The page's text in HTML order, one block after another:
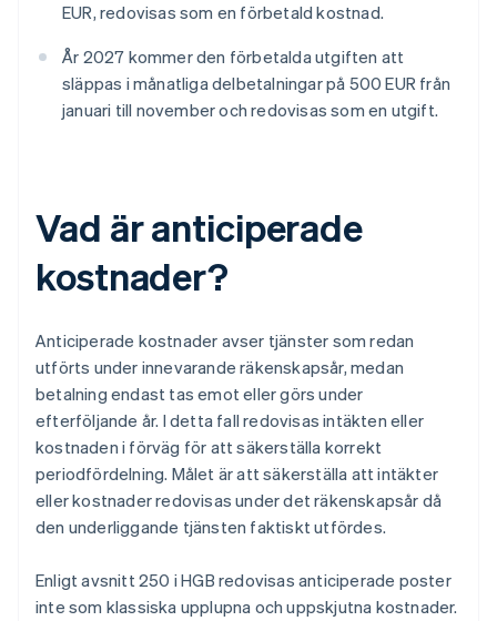
EUR, redovisas som en förbetald kostnad.
År 2027 kommer den förbetalda utgiften att
släppas i månatliga delbetalningar på 500 EUR från
januari till november och redovisas som en utgift.
Vad är anticiperade
kostnader?
Anticiperade kostnader avser tjänster som redan
utförts under innevarande räkenskapsår, medan
betalning endast tas emot eller görs under
efterföljande år. I detta fall redovisas intäkten eller
kostnaden i förväg för att säkerställa korrekt
periodfördelning. Målet är att säkerställa att intäkter
eller kostnader redovisas under det räkenskapsår då
den underliggande tjänsten faktiskt utfördes.
Enligt avsnitt 250 i HGB redovisas anticiperade poster
inte som klassiska upplupna och uppskjutna kostnader.